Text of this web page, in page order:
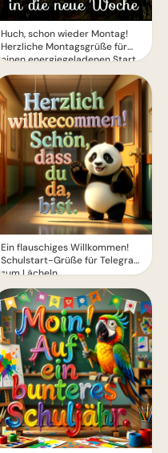
Huch, schon wieder Montag!
Herzliche Montagsgrüße für
einen energiegeladenen Start
Ein flauschiges Willkommen!
Schulstart-Grüße für Telegram
zum Lächeln